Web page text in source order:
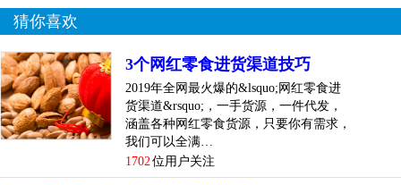
么你可以注意，不要直接拿货给朋友，但应该找上司，这样
才能你可以得到正常的商品来源，只要你自己的营销做得很
好，你可以用一定的金额升级到代理，然后你可以从更好的
方式获得货物，你可以达到比较高位置，直接与制造商协
商，如果你得到制造商的代理权利，那...[ 查看详情]
top4 微商代理货源怎么样才能做好?推荐你试试这招
猜你喜欢
3个网红零食进货渠道技巧
2019年全网最火爆的&lsquo;网红零食进
货渠道&rsquo;，一手货源，一件代发，
涵盖各种网红零食货源，只要你有需求，
我们可以全满…
1702 位用户关注